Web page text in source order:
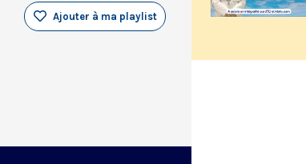
Ajouter à ma playlist